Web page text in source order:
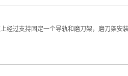
经过支持固定一个导轨和磨刀架，磨刀架安